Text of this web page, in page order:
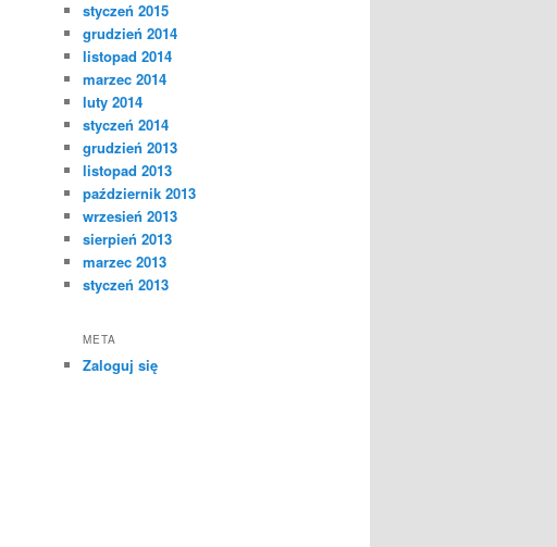
styczeń 2015
grudzień 2014
listopad 2014
marzec 2014
luty 2014
styczeń 2014
grudzień 2013
listopad 2013
październik 2013
wrzesień 2013
sierpień 2013
marzec 2013
styczeń 2013
META
Zaloguj się